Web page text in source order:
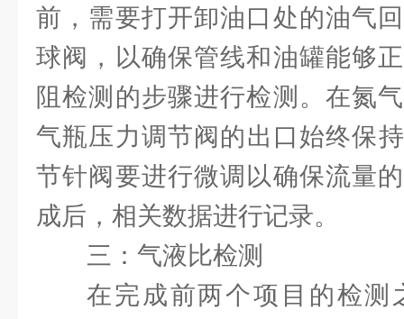
前，需要打开卸油口处的油气
球阀，以确保管线和油罐能够
阻检测的步骤进行检测。在氮
气瓶压力调节阀的出口始终保
节针阀要进行微调以确保流量
成后，相关数据进行记录。
三：气液比检测
在完成前两个项目的检测